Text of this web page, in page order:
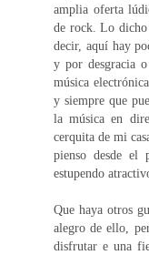
amplia oferta
de rock. Lo dicho
decir, aquí hay
y por desgracia
música
y siempre que
la música en
cerquita de mi
pienso desde el
estupendo
Que haya otros
alegro de ello,
disfrutar e una